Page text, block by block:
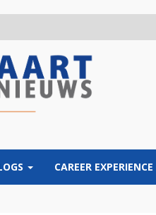
CAREER EXPERIENCE